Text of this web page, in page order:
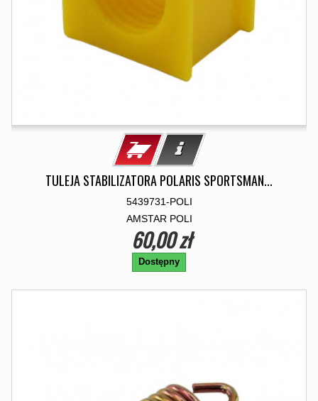
TULEJA STABILIZATORA POLARIS SPORTSMAN...
5439731-POLI
AMSTAR POLI
60,00 zł
Dostępny